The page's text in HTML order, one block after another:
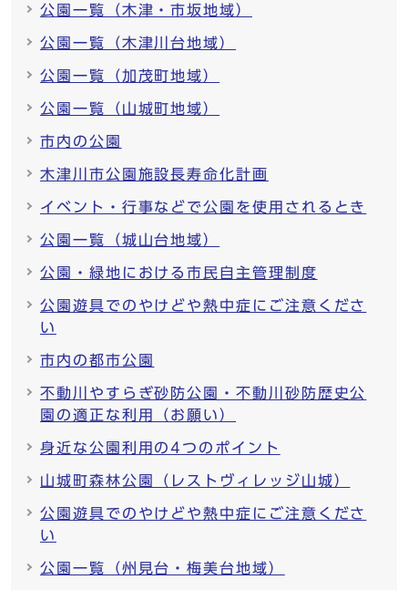
公園一覧（木津・市坂地域）
公園一覧（木津川台地域）
公園一覧（加茂町地域）
公園一覧（山城町地域）
市内の公園
木津川市公園施設長寿命化計画
イベント・行事などで公園を使用されるとき
公園一覧（城山台地域）
公園・緑地における市民自主管理制度
公園遊具でのやけどや熱中症にご注意くださ
い
市内の都市公園
不動川やすらぎ砂防公園・不動川砂防歴史公
園の適正な利用（お願い）
身近な公園利用の4つのポイント
山城町森林公園（レストヴィレッジ山城）
公園遊具でのやけどや熱中症にご注意くださ
い
公園一覧（州見台・梅美台地域）